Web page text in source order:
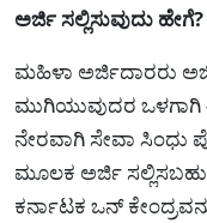
ಅರ್ಜಿ ಸಲ್ಲಿಸುವುದು ಹೇಗೆ?
ಮಹಿಳಾ ಅರ್ಜಿದಾರರು
ಮುಗಿಯುವುದರ ಒಳಗಾಗಿ
ನೇರವಾಗಿ ಸೇವಾ ಸಿಂಧು
ಮೂಲಕ ಅರ್ಜಿ
ಕರ್ನಾಟಕ ಒನ್